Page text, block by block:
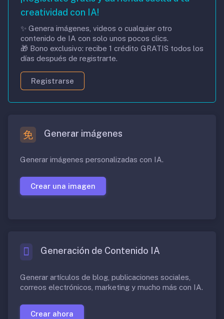
creatividad con IA!
✨ Genera imágenes, videos o cualquier otro
contenido de IA con solo unos pocos clics.
🎁 Bono exclusivo: recibe 1 crédito GRATIS todos los
días después de registrarte.
Registrarse
Generar imágenes
Generar imágenes personalizadas con IA.
Crear una imagen
Generación de Contenido IA
Generar artículos de blog, publicaciones sociales,
correos electrónicos, marketing y mucho más con IA.
Crear ahora